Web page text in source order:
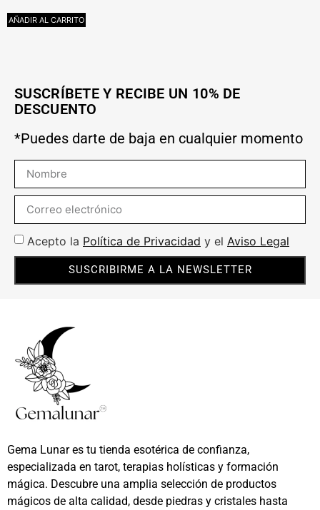
AÑADIR AL CARRITO
SUSCRÍBETE Y RECIBE UN 10% DE
DESCUENTO
*Puedes darte de baja en cualquier momento
Acepto la Política de Privacidad y el Aviso Legal
SUSCRIBIRME A LA NEWSLETTER
Gema Lunar es tu tienda esotérica de confianza,
especializada en tarot, terapias holísticas y formación
mágica. Descubre una amplia selección de productos
mágicos de alta calidad, desde piedras y cristales hasta